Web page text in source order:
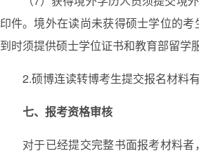
印件。境外在读尚未获得硕士学位的
到时须提供硕士学位证书和教育部留学
2.硕博连读转博考生提交报名材料
七、报考资格审核
对于已经提交完整书面报考材料